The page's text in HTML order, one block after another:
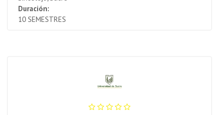
Duración:
10 SEMESTRES